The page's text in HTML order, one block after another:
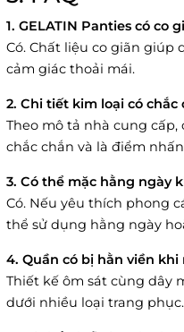
1. GELATIN Panties có co
Có. Chất liệu co giãn giúp
cảm giác thoải mái.
2. Chi tiết kim loại có chắc
Theo mô tả nhà cung
chắc chắn và là điểm
3. Có thể mặc hằng ngày
Có. Nếu yêu thích phong
thể sử dụng hằng ngày
4. Quần có bị hằn viền
Thiết kế ôm sát cùng dây
dưới nhiều loại trang phục.